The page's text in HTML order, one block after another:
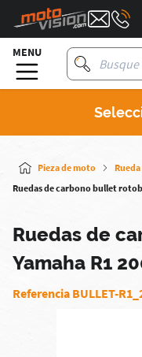
MENU
Pieza de moto Rueda
Ruedas de carbono bullet
Ruedas de
Yamaha R1
Referencia BULLET-